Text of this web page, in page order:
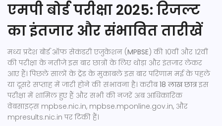
एमपी बोर्ड परीक्षा 2025: रिजल्ट
का इंतजार और संभावित तारीखें
मध्य प्रदेश बोर्ड ऑफ सेकंडरी एजुकेशन (MPBSE) की 10वीं और 12वीं
की परीक्षा के नतीजे इस बार छात्रों के लिए थोड़ा और इंतजार लेकर
आए हैं। पिछले सालों के ट्रेंड के मुकाबले इस बार परिणाम मई के पहले
या दूसरे सप्ताह में जारी होने की संभावना है। करीब18 लाख छात्रइस
परीक्षा में शामिल हुए हैं और सभी की नजरें अब आधिकारिक
वेबसाइट्स mpbse.nic.in, mpbse.mponline.gov.in, और
mpresults.nic.in पर टिकी हैं।